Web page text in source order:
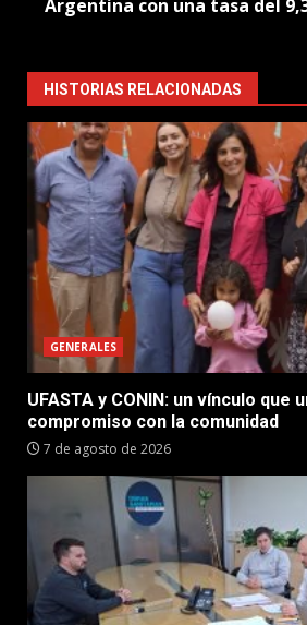
Argentina con una tasa del
HISTORIAS RELACIONADAS
GENERALES
UFASTA y CONIN: un vínculo que
compromiso con la comunidad
7 de agosto de 2026